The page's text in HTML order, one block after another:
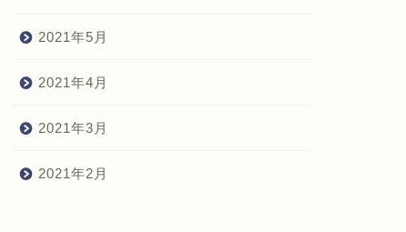
2021年5月
2021年4月
2021年3月
2021年2月